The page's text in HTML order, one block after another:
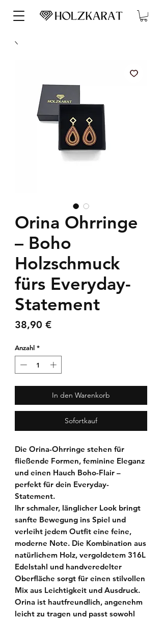
Orina Ohrringe
– Boho
Holzschmuck
fürs Everyday-
Statement
38,90 €Preis
Anzahl *
In den Warenkorb
Sofortkauf
Die Orina-Ohrringe stehen für
fließende Formen, feminine Eleganz
und einen Hauch Boho-Flair –
perfekt für dein Everyday-
Statement.
Ihr schmaler, länglicher Look bringt
sanfte Bewegung ins Spiel und
verleiht jedem Outfit eine feine,
moderne Note. Die Kombination aus
natürlichem Holz, vergoldetem 316L
Edelstahl und handveredelter
Oberfläche sorgt für einen stilvollen
Mix aus Leichtigkeit und Ausdruck.
Orina ist hautfreundlich, angenehm
leicht zu tragen und passt sowohl